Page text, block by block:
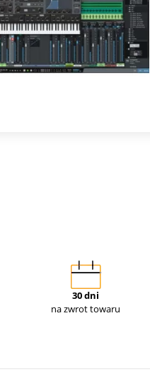
30 dni
na zwrot towaru